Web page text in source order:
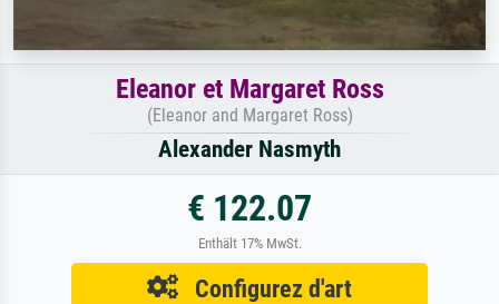
Eleanor et Margaret Ross
(Eleanor and Margaret Ross)
Alexander Nasmyth
€ 122.07
Enthält 17% MwSt.
Configurez d'art